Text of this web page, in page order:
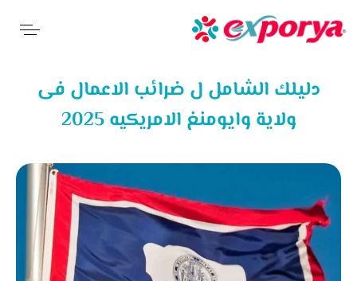
دليلك الشامل ل ضرائب الاعمال فى
ولاية وايومنغ الامريكيه 2025